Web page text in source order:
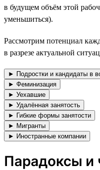
в будущем объём этой
уменьшиться).
Рассмотрим потенциал
в разрезе актуальной
► Подростки и кандидаты в
► Феминизация
► Уехавшие
► Удалённая занятость
► Гибкие формы занятости
► Мигранты
► Иностранные компании
Парадоксы и